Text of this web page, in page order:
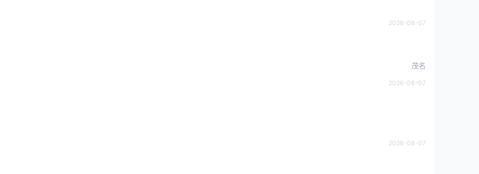
2026-08-07
茂名
2026-08-07
2026-08-07